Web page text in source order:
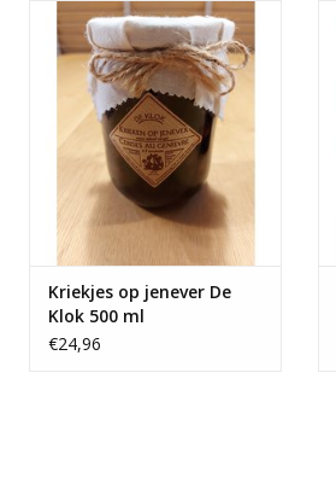
Kriekjes op jenever De Klok 500
ml
TOEVOEGEN AAN WINKELWAGEN
Kriekjes op jenever De
Klok 500 ml
€24,96